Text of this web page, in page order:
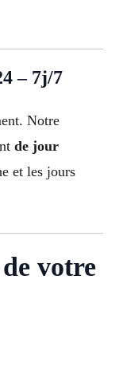
– 7j/7
Notre
de jour
et les jours
votre